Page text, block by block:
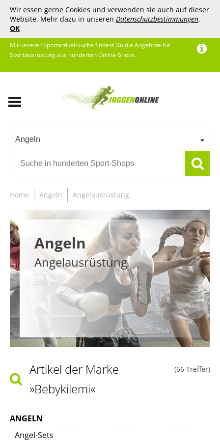
Wir essen gerne Cookies und verwenden sie auch auf dieser
Website. Mehr dazu in unseren Datenschutzbestimmungen.
OK
Mit unserer Sportartikel-Suche findest Du die Angebote für
Sportausrüstung aus hunderten Online-Shops.
Angeln
Home Angeln Angelausrüstung
Angeln
Angelausrüstung
(66 Treffer)
Artikel der Marke
»Bebykilemi«
ANGELN
Angel-Sets